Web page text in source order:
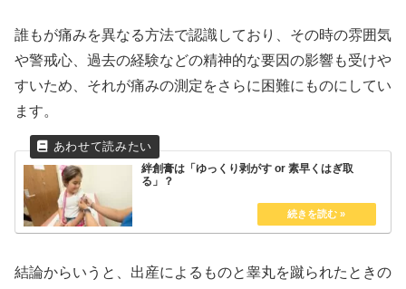
誰もが痛みを異なる方法で認識しており、その時の雰囲気
や警戒心、過去の経験などの精神的な要因の影響も受けや
すいため、それが痛みの測定をさらに困難にものにしてい
ます。
絆創膏は「ゆっくり剥がす or 素早くはぎ取
る」？
結論からいうと、出産によるものと睾丸を蹴られたときの